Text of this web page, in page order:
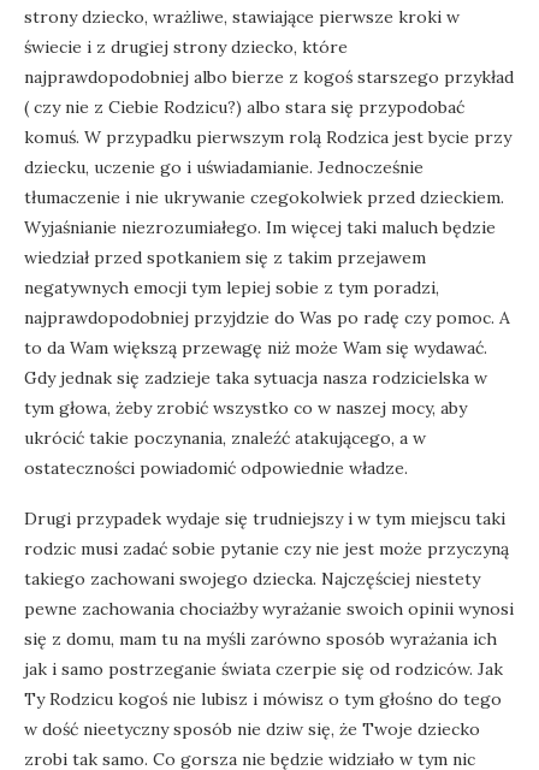
strony dziecko, wrażliwe, stawiające pierwsze kroki w
świecie i z drugiej strony dziecko, które
najprawdopodobniej albo bierze z kogoś starszego przykład
( czy nie z Ciebie Rodzicu?) albo stara się przypodobać
komuś. W przypadku pierwszym rolą Rodzica jest bycie przy
dziecku, uczenie go i uświadamianie. Jednocześnie
tłumaczenie i nie ukrywanie czegokolwiek przed dzieckiem.
Wyjaśnianie niezrozumiałego. Im więcej taki maluch będzie
wiedział przed spotkaniem się z takim przejawem
negatywnych emocji tym lepiej sobie z tym poradzi,
najprawdopodobniej przyjdzie do Was po radę czy pomoc. A
to da Wam większą przewagę niż może Wam się wydawać.
Gdy jednak się zadzieje taka sytuacja nasza rodzicielska w
tym głowa, żeby zrobić wszystko co w naszej mocy, aby
ukrócić takie poczynania, znaleźć atakującego, a w
ostateczności powiadomić odpowiednie władze.
Drugi przypadek wydaje się trudniejszy i w tym miejscu taki
rodzic musi zadać sobie pytanie czy nie jest może przyczyną
takiego zachowani swojego dziecka. Najczęściej niestety
pewne zachowania chociażby wyrażanie swoich opinii wynosi
się z domu, mam tu na myśli zarówno sposób wyrażania ich
jak i samo postrzeganie świata czerpie się od rodziców. Jak
Ty Rodzicu kogoś nie lubisz i mówisz o tym głośno do tego
w dość nieetyczny sposób nie dziw się, że Twoje dziecko
zrobi tak samo. Co gorsza nie będzie widziało w tym nic